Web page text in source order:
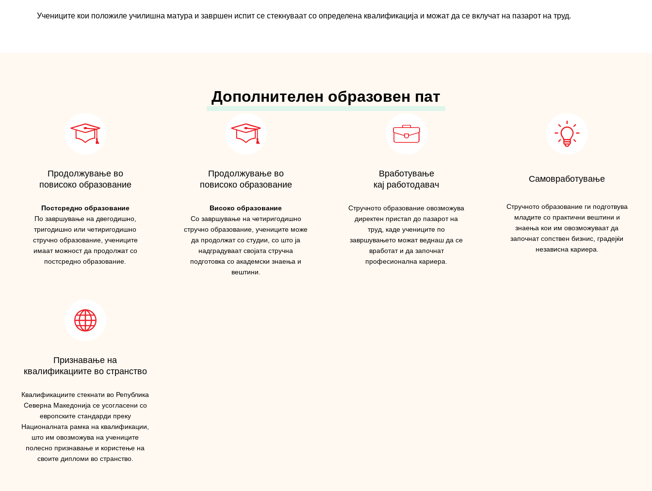
Учениците кои положиле училишна матура и завршен испит се стекнуваат со определена квалификација и можат да се вклучат на пазарот на труд.
Дополнителен образовен пат
Продолжување во
повисоко образование
Постсредно образование
По завршување на двегодишно,
тригодишно или четиригодишно
стручно образование, учениците
имаат можност да продолжат со
постсредно образование.
Продолжување во
повисоко образование
Високо образование
Со завршување на четиригодишно
стручно образование, учениците може
да продолжат со студии, со што ја
надградуваат својата стручна
подготовка со академски знаења и
вештини.
Вработување
кај работодавач
Стручното образование овозможува
директен пристап до пазарот на
труд, каде учениците по
завршувањето можат веднаш да се
вработат и да започнат
професионална кариера.
Самовработување
Стручното образование ги подготвува
младите со практични вештини и
знаења кои им овозможуваат да
започнат сопствен бизнис, градејќи
независна кариера.
Признавање на
квалификациите во странство
Квалификациите стекнати во Република
Северна Македонија се усогласени со
европските стандарди преку
Националната рамка на квалификации,
што им овозможува на учениците
полесно признавање и користење на
своите дипломи во странство.